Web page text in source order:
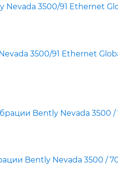
3500/91 Ethernet
Bently Nevada 3500 /